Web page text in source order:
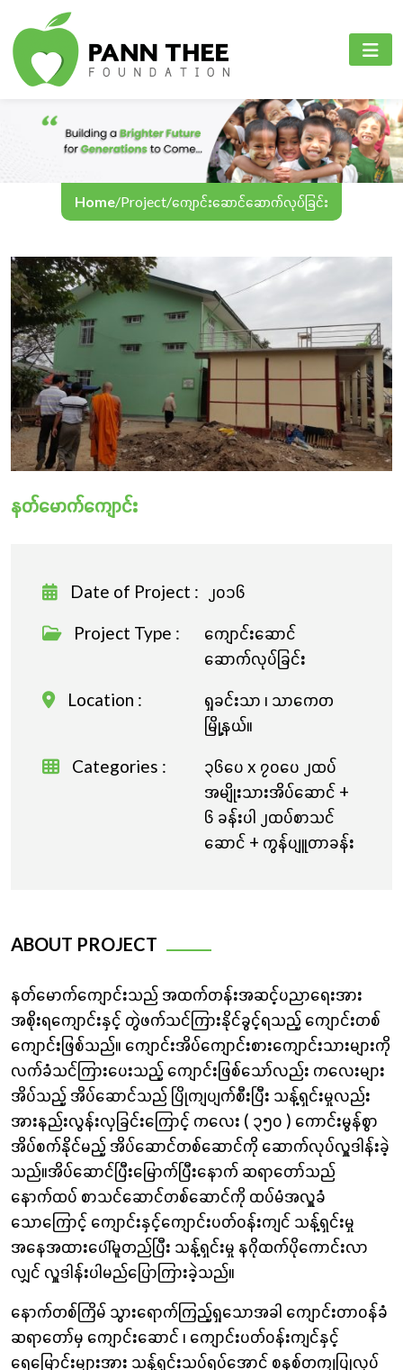
Home/Project/ကျောင်းဆောင်ဆောက်လုပ်ခြင်း
နတ်မောက်ကျောင်း
Date of Project :
၂၀၁၆
Project Type :
ကျောင်းဆောင်
ဆောက်လုပ်ခြင်း
Location :
ရှုခင်းသာ ၊ သာကေတ
မြို့နယ်။
Categories :
၃၆ပေ x ၇၀ပေ ၂ထပ်
အမျိုးသားအိပ်ဆောင် +
၆ ခန်းပါ ၂ထပ်စာသင်
ဆောင် + ကွန်ပျူတာခန်း
ABOUT PROJECT
နတ်မောက်ကျောင်းသည် အထက်တန်းအဆင့်ပညာရေးအား
အစိုးရကျောင်းနှင့် တွဲဖက်သင်ကြားနိုင်ခွင့်ရသည့် ကျောင်းတစ်
ကျောင်းဖြစ်သည်။ ကျောင်းအိပ်ကျောင်းစားကျောင်းသားများကို
လက်ခံသင်ကြားပေးသည့် ကျောင်းဖြစ်သော်လည်း ကလေးများ
အိပ်သည့် အိပ်ဆောင်သည် ပြိုကျပျက်စီးပြီး သန့်ရှင်းမှုလည်း
အားနည်းလွန်းလှခြင်းကြောင့် ကလေး ( ၃၅၀ ) ကောင်းမွန်စွာ
အိပ်စက်နိုင်မည့် အိပ်ဆောင်တစ်ဆောင်ကို ဆောက်လုပ်လှူဒါန်းခဲ့
သည်။အိပ်ဆောင်ပြီးမြောက်ပြီးနောက် ဆရာတော်သည်
နောက်ထပ် စာသင်ဆောင်တစ်ဆောင်ကို ထပ်မံအလှူခံ
သောကြောင့် ကျောင်းနှင့်ကျောင်းပတ်၀န်းကျင် သန့်ရှင်းမှု
အနေအထား‌ပေါ်မူတည်ပြီး သန့်ရှင်းမှု နဂိုထက်ပိုကောင်းလာ
လျှင် လှူဒါန်းပါမည်ပြောကြားခဲ့သည်။
နောက်တစ်ကြိမ် သွားရောက်ကြည့်ရှုသောအခါ ကျောင်းတာ၀န်ခံ
ဆရာတော်မှ ကျောင်းဆောင် ၊ ကျောင်းပတ်၀န်းကျင်နှင့်
ရေ‌မြောင်းများအား သန့်ရှင်းသပ်ရပ်အောင် စနစ်တကျပြုလုပ်
PANN THEE FOUNDATION
ကျွန်ုပ်တို့အကြောင်း
စီမံကိန်းများ
အခမ်းအနားနှင့်လှုပ်ရှားမှုများ
ဆက်သွယ်ရန်
ဘာသာစကား
လှူဒါန်းခြင်း
စီမံကိန်းများ
ကျန်းမာရေးစောင့်ရှောက်မှုကဏ္ဍ
အွန်လိုင်းသင်ကြားရေး
PANN THEE FOUNDATION
Myanmar